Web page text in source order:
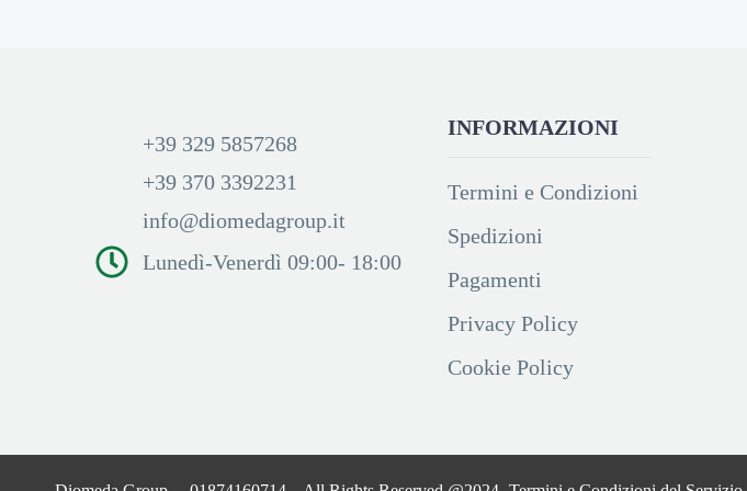
+39 329 5857268
+39 370 3392231
info@diomedagroup.it
Lunedì-Venerdì 09:00- 18:00
INFORMAZIONI
Termini e Condizioni
Spedizioni
Pagamenti
Privacy Policy
Cookie Policy